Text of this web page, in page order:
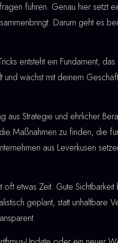
führen. Genau hier setzt
Darum geht es
entsteht ein Fundament,
wächst mit deinem
Strategie und ehrlicher
Maßnahmen zu finden, die
aus Leverkusen
etwas Zeit. Gute Sichtbarkeit
geplant, statt unhaltbare